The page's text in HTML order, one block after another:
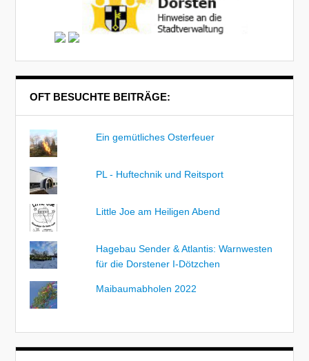
OFT BESUCHTE BEITRÄGE:
Ein gemütliches Osterfeuer
PL - Huftechnik und Reitsport
Little Joe am Heiligen Abend
Hagebau Sender & Atlantis: Warnwesten
für die Dorstener I-Dötzchen
Maibaumabholen 2022